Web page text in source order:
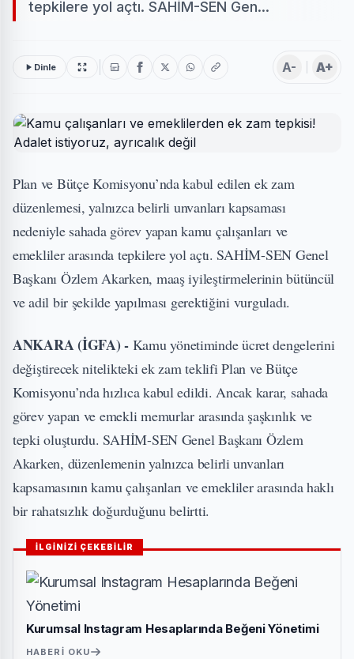
tepkilere yol açtı. SAHİM-SEN Gen...
Dinle A- A+
Plan ve Bütçe Komisyonu’nda kabul edilen ek zam
düzenlemesi, yalnızca belirli unvanları kapsaması
nedeniyle sahada görev yapan kamu çalışanları ve
emekliler arasında tepkilere yol açtı. SAHİM-SEN Genel
Başkanı Özlem Akarken, maaş iyileştirmelerinin bütüncül
ve adil bir şekilde yapılması gerektiğini vurguladı.
ANKARA (İGFA) - Kamu yönetiminde ücret dengelerini
değiştirecek nitelikteki ek zam teklifi Plan ve Bütçe
Komisyonu’nda hızlıca kabul edildi. Ancak karar, sahada
görev yapan ve emekli memurlar arasında şaşkınlık ve
tepki oluşturdu. SAHİM-SEN Genel Başkanı Özlem
Akarken, düzenlemenin yalnızca belirli unvanları
kapsamasının kamu çalışanları ve emekliler arasında haklı
bir rahatsızlık doğurduğunu belirtti.
İLGİNİZİ ÇEKEBİLİR
Kurumsal Instagram Hesaplarında Beğeni Yönetimi
HABERI OKU